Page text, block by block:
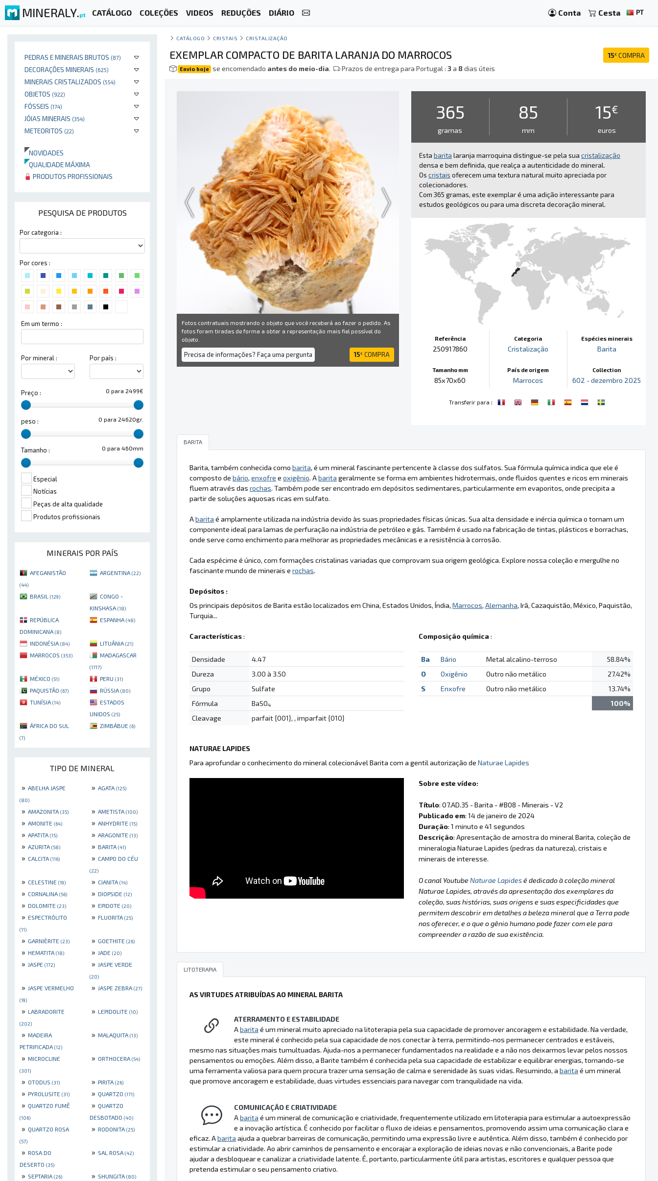
MINERALY.pt CATÁLOGO COLEÇÕES VIDEOS REDUÇÕES DIÁRIO Conta Cesta PT
PEDRAS E MINERAIS BRUTOS (87)
DECORAÇÕES MINERAIS (625)
MINERAIS CRISTALIZADOS (554)
OBJETOS (922)
FÓSSEIS (174)
JÓIAS MINERAIS (354)
METEORITOS (22)
NOVIDADES
QUALIDADE MÁXIMA
PRODUTOS PROFISSIONAIS
PESQUISA DE PRODUTOS
Por categoria :
Por cores :
Em um termo :
Por mineral : Por país :
0 para 2499€
Preço :
0 para 24620gr.
peso :
0 para 460mm
Tamanho :
Especial
Notícias
Peças de alta qualidade
Produtos profissionais
MINERAIS POR PAÍS
AFEGANISTÃO
(44)
ARGENTINA (22)
BRASIL (129)
CONGO -
KINSHASA (18)
REPÚBLICA
DOMINICANA (8)
ESPANHA (48)
INDONÉSIA (84) LITUÂNIA (21)
MARROCOS (353) MADAGASCAR
(1717)
MÉXICO (51) PERU (31)
PAQUISTÃO (67) RÚSSIA (80)
TUNÍSIA (14)
ESTADOS
UNIDOS (25)
ÁFRICA DO SUL
(7)
ZIMBÁBUE (6)
TIPO DE MINERAL
» ABELHA JASPE
(80)
» AGATA (125)
» AMAZONITA (35) » AMETISTA (100)
» AMONITE (64) » ANHYDRITE (15)
» APATITA (15) » ARAGONITE (13)
» AZURITA (58) » BARITA (41)
» CALCITA (116) » CAMPO DO CÉU
(22)
» CELESTINE (19) » CIANITA (14)
» CORNALINA (56) » DIOPSIDE (12)
» DOLOMITE (23) » EPIDOTE (20)
» ESPECTRÓLITO
(11)
» FLUORITA (25)
» GARNIÈRITE (23) » GOETHITE (26)
» HEMATITA (18) » JADE (20)
» JASPE (172) » JASPE VERDE
(20)
» JASPE VERMELHO
(19)
» JASPE ZEBRA (27)
» LABRADORITE
(202)
» LEPIDOLITE (10)
» MADEIRA
PETRIFICADA (12)
» MALAQUITA (13)
» MICROCLINE
(301)
» ORTHOCERA (54)
» OTODUS (31) » PIRITA (26)
» PYROLUSITE (31) » QUARTZO (171)
» QUARTZO FUMÊ
(106)
» QUARTZO
DESBOTADO (40)
» QUARTZO ROSA
(57)
» RODONITA (25)
» ROSA DO
DESERTO (35)
» SAL ROSA (42)
» SEPTARIA (26) » SHUNGITA (80)
CATÁLOGO CRISTAIS CRISTALIZAÇÃO
15€ COMPRA
EXEMPLAR COMPACTO DE BARITA LARANJA DO MARROCOS
Envio hoje se encomendado antes do meio-dia. Prazos de entrega para Portugal :3a 8dias úteis
Fotos contratuais mostrando o objeto que você receberá ao fazer o pedido. As
fotos foram tiradas de forma a obter a representação mais fiel possível do
objeto.
Precisa de informações? Faça uma pergunta 15€ COMPRA
365
gramas
85
mm
15€
euros
Esta barita laranja marroquina distingue-se pela sua cristalização
densa e bem definida, que realça a autenticidade do mineral.
Os cristais oferecem uma textura natural muito apreciada por
colecionadores.
Com 365 gramas, este exemplar é uma adição interessante para
estudos geológicos ou para uma discreta decoração mineral.
Referência
250917860
Tamanho mm
85x70x60
Categoria
Cristalização
País de origem
Marrocos
Espécies minerais
Barita
Collection
602 - dezembro 2025
Transferir para :
BARITA
Barita, também conhecida como barita, é um mineral fascinante pertencente à classe dos sulfatos. Sua fórmula química indica que ele é
composto de bário, enxofre e oxigênio. Abarita geralmente se forma em ambientes hidrotermais, onde fluidos quentes e ricos em minerais
fluem através das rochas. Também pode ser encontrado em depósitos sedimentares, particularmente em evaporitos, onde precipita a
partir de soluções aquosas ricas em sulfato.
Abarita é amplamente utilizada na indústria devido às suas propriedades físicas únicas. Sua alta densidade e inércia química o tornam um
componente ideal para lamas de perfuração na indústria de petróleo e gás. Também é usado na fabricação de tintas, plásticos e borrachas,
onde serve como enchimento para melhorar as propriedades mecânicas e a resistência à corrosão.
Cada espécime é único, com formações cristalinas variadas que comprovam sua origem geológica. Explore nossa coleção e mergulhe no
fascinante mundo de minerais e rochas.
Depósitos :
Os principais depósitos de Barita estão localizados em China, Estados Unidos, Índia, Marrocos, Alemanha, Irã, Cazaquistão, México, Paquistão,
Turquia...
Características:
Densidade
4.47
Dureza
3.00 à 3.50
Grupo
Sulfate
Fórmula
BaSO4
Cleavage parfait {001}, , imparfait {010}
Composição química :
Ba Bário Metal alcalino-terroso
58.84%
O
Oxigênio Outro não metálico
27.42%
S
Enxofre Outro não metálico
13.74%
100%
NATURAE LAPIDES
Para aprofundar o conhecimento do mineral colecionável Barita com a gentil autorização de Naturae Lapides
Sobre este vídeo:
Título: 07.AD.35 - Barita - #B08 - Minerais - V2
Publicado em: 14 de janeiro de 2024
Duração: 1 minuto e 41 segundos
Descrição: Apresentação de amostra do mineral Barita, coleção de
mineralogia Naturae Lapides (pedras da natureza), cristais e
minerais de interesse.
O canal Youtube Naturae Lapidesé dedicado à coleção mineral
Naturae Lapides, através da apresentação dos exemplares da
coleção, suas histórias, suas origens e suas especificidades que
permitem descobrir em detalhes a beleza mineral que a Terra pode
nos oferecer, e o que o gênio humano pode fazer com ele para
compreender a razão de sua existência.
LITOTERAPIA
AS VIRTUDES ATRIBUÍDAS AO MINERAL BARITA
ATERRAMENTO E ESTABILIDADE
Abarita é um mineral muito apreciado na litoterapia pela sua capacidade de promover ancoragem e estabilidade. Na verdade,
este mineral é conhecido pela sua capacidade de nos conectar à terra, permitindo-nos permanecer centrados e estáveis,
mesmo nas situações mais tumultuadas. Ajuda-nos a permanecer fundamentados na realidade e a não nos deixarmos levar pelos nossos
pensamentos ou emoções. Além disso, a Barite também é conhecida pela sua capacidade de estabilizar e equilibrar energias, tornando-se
uma ferramenta valiosa para quem procura trazer uma sensação de calma e serenidade às suas vidas. Resumindo, a barita é um mineral
que promove ancoragem e estabilidade, duas virtudes essenciais para navegar com tranquilidade na vida.
COMUNICAÇÃO E CRIATIVIDADE
Abarita é um mineral de comunicação e criatividade, frequentemente utilizado em litoterapia para estimular a autoexpressão
e a inovação artística. É conhecido por facilitar o fluxo de ideias e pensamentos, promovendo assim uma comunicação clara e
eficaz. Abarita ajuda a quebrar barreiras de comunicação, permitindo uma expressão livre e autêntica. Além disso, também é conhecido por
estimular a criatividade. Ao abrir caminhos de pensamento e encorajar a exploração de ideias novas e não convencionais, a Barite pode
ajudar a desbloquear e canalizar a criatividade latente. É, portanto, particularmente útil para artistas, escritores e qualquer pessoa que
pretenda estimular o seu pensamento criativo.